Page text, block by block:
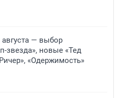
августа — выбор
звезда», новые «Тед
«Одержимость»